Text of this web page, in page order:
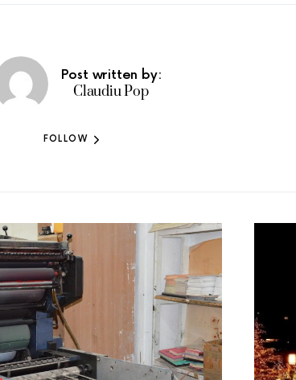
Post written by:
Claudiu Pop
FOLLOW